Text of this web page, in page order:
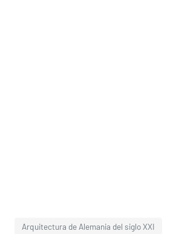
Arquitectura de Alemania del siglo XXI